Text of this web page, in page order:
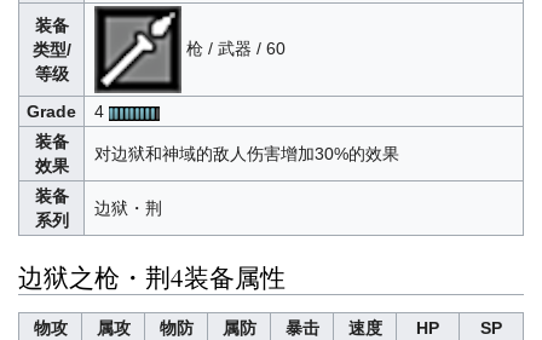
装备
类型/
等级
枪 / 武器 / 60
Grade
4
装备
效果
对边狱和神域的敌人伤害增加30%的效果
装备
系列
边狱・荆
边狱之枪・荆4装备属性
物攻 属攻 物防 属防 暴击 速度 HP
SP